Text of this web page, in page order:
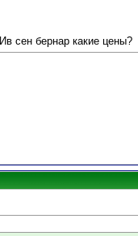
сен бернар какие цены?